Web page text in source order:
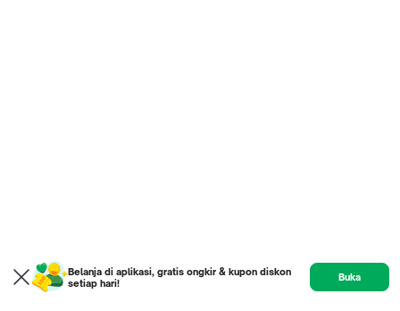
Belanja di aplikasi, gratis ongkir & kupon diskon
setiap hari!
Buka